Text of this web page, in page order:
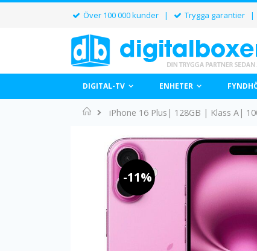
Över 100 000 kunder | Trygga garantier |
DIGITAL-TV ENHETER
Home
iPhone 16 Plus| 128GB | Klass A|
bildgalleriet
-11%